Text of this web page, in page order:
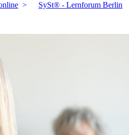
SySt® - Lernforum Berlin